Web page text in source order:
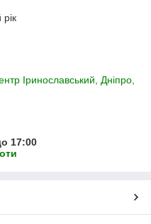
Іринославський, Дніпро,
17:00